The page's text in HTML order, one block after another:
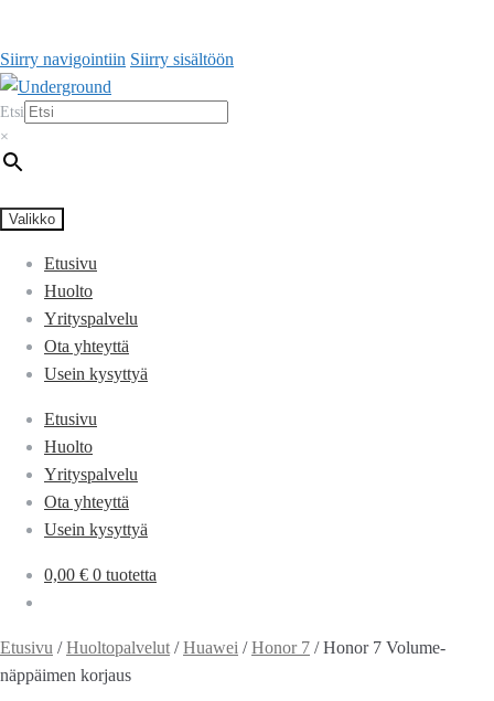
Siirry navigointiin Siirry sisältöön
Etsi
×
Valikko
Etusivu
Huolto
Yrityspalvelu
Ota yhteyttä
Usein kysyttyä
Etusivu
Huolto
Yrityspalvelu
Ota yhteyttä
Usein kysyttyä
0,00 € 0 tuotetta
Etusivu /Huoltopalvelut /Huawei /Honor 7 /Honor 7 Volume-
näppäimen korjaus